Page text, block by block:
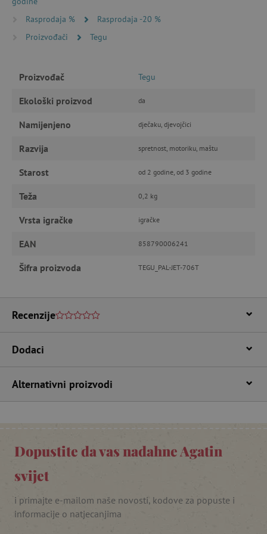
Rasprodaja %
Rasprodaja -20 %
Proizvođači
Tegu
Proizvođač Tegu
Ekološki proizvod da
Namijenjeno dječaku, djevojčici
Razvija spretnost, motoriku, maštu
Starost od 2 godine, od 3 godine
Teža 0,2 kg
Vrsta igračke igračke
EAN 858790006241
Šifra proizvoda TEGU_PAL-JET-706T
Recenzije
Dodaci
Alternativni proizvodi
Dopustite da vas nadahne Agatin
svijet
i primajte e-mailom naše novosti, kodove za popuste i
informacije o natjecanjima
računa. Internetsku stranicu ne možete
potrebnih kolačića.
Ime
CookieScript
www.agatinsvijet.hr
lastVisitedProduct www.agatinsvijet.hr
featureFlagCheckoutExperimentVariant www.agatinsvijet.hr